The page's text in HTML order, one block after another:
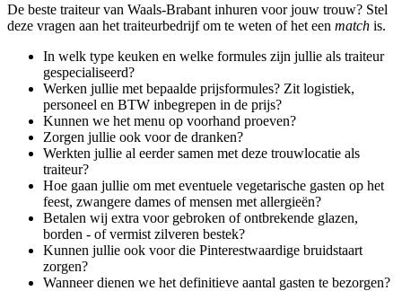
De beste traiteur van Waals-Brabant inhuren voor jouw trouw? Stel
deze vragen aan het traiteurbedrijf om te weten of het een match is.
In welk type keuken en welke formules zijn jullie als traiteur
gespecialiseerd?
Werken jullie met bepaalde prijsformules? Zit logistiek,
personeel en BTW inbegrepen in de prijs?
Kunnen we het menu op voorhand proeven?
Zorgen jullie ook voor de dranken?
Werkten jullie al eerder samen met deze trouwlocatie als
traiteur?
Hoe gaan jullie om met eventuele vegetarische gasten op het
feest, zwangere dames of mensen met allergieën?
Betalen wij extra voor gebroken of ontbrekende glazen,
borden - of vermist zilveren bestek?
Kunnen jullie ook voor die Pinterestwaardige bruidstaart
zorgen?
Wanneer dienen we het definitieve aantal gasten te bezorgen?